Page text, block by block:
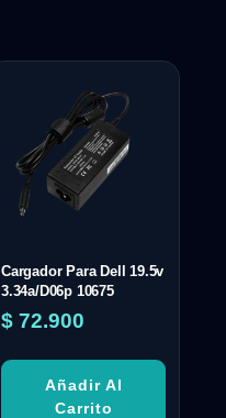
Cargador Para Dell 19.5v
3.34a/D06p 10675
$ 72.900
Añadir Al
Carrito